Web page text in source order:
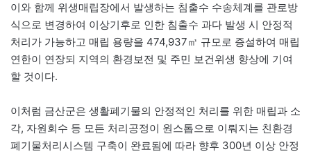
이와 함께 위생매립장에서 발생하는 침출수 수송체계를 관로방
식으로 변경하여 이상기후로 인한 침출수 과다 발생 시 안정적
처리가 가능하고 매립 용량을 474,937㎥ 규모로 증설하여 매립
연한이 연장되 지역의 환경보전 및 주민 보건위생 향상에 기여
할 것이다.
이처럼 금산군은 생활폐기물의 안정적인 처리를 위한 매립과 소
각, 자원회수 등 모든 처리공정이 원스톱으로 이뤄지는 친환경
폐기물처리시스템 구축이 완료됨에 따라 향후 300년 이상 안정